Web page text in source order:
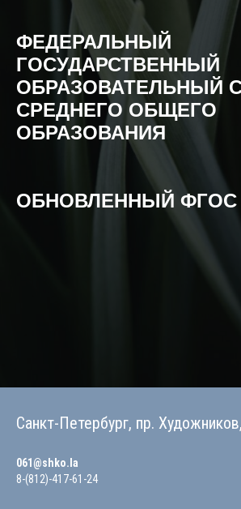
ФЕДЕРАЛЬНЫЙ
ГОСУДАРСТВЕННЫЙ
ОБРАЗОВАТЕЛЬНЫЙ
СРЕДНЕГО ОБЩЕГО
ОБРАЗОВАНИЯ
ОБНОВЛЕННЫЙ
Санкт-Петербург, пр.
061@shko.la
8-(812)-417-61-24